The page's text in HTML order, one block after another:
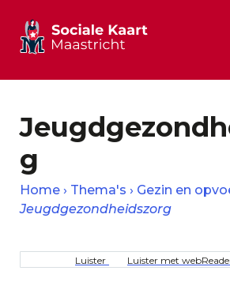
g
Home Thema's
Gezin en
Jeugdgezondheidszorg
Luister Luister met